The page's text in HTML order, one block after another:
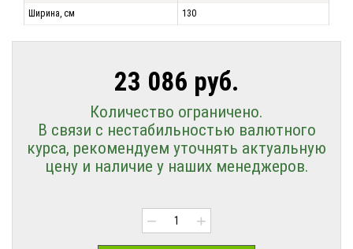
Ширина, см
130
23 086 руб.
Количество ограничено.
В связи с нестабильностью валютного
курса, рекомендуем уточнять актуальную
цену и наличие у наших менеджеров.
− +